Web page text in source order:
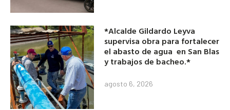
*Alcalde Gildardo Leyva
supervisa obra para fortalecer
el abasto de agua en San Blas
y trabajos de bacheo.*
agosto 6, 2026